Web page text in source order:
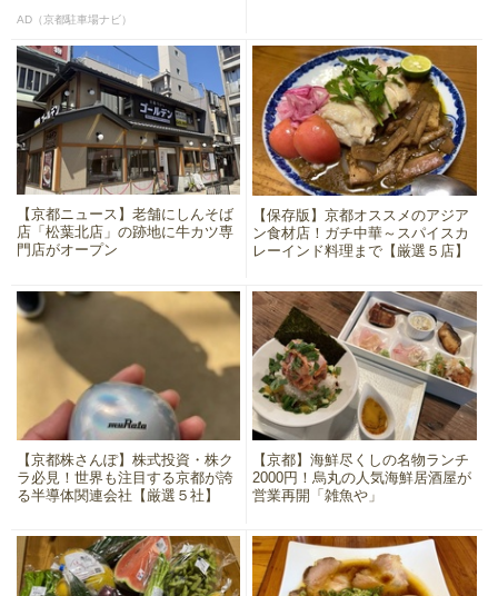
AD（京都駐車場ナビ）
【京都ニュース】老舗にしんそば
店「松葉北店」の跡地に牛カツ専
門店がオープン
【保存版】京都オススメのアジア
ン食材店！ガチ中華～スパイスカ
レーインド料理まで【厳選５店】
【京都株さんぽ】株式投資・株ク
ラ必見！世界も注目する京都が誇
る半導体関連会社【厳選５社】
【京都】海鮮尽くしの名物ランチ
2000円！烏丸の人気海鮮居酒屋が
営業再開「雑魚や」